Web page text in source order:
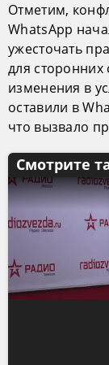
Отметим,
WhatsApp
ужесточать
для сторонних
изменения в
оставили в
что вызвало
Смотрите